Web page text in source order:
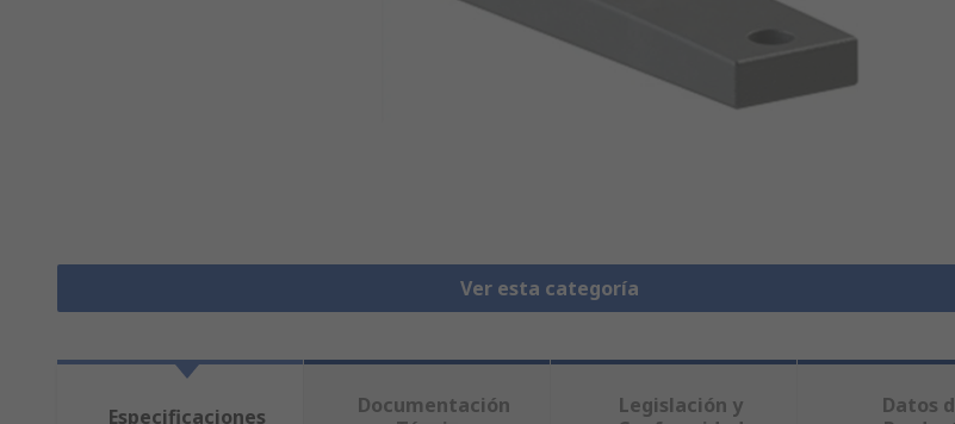
Ver esta categoría
Especificaciones
Documentación
Legislación y
Datos